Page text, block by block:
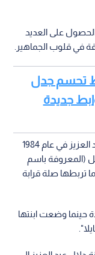
على العديد
في قلوب الجماهير.
تحسم جدل
جديدة
وعلى الصعيد الأسري، تزوجت الفنانة دلال عبد العزيز في عام 1984
(المعروفة باسم
تربطها صلة قرابة
دلال جدة حينما وضعت ابنتها